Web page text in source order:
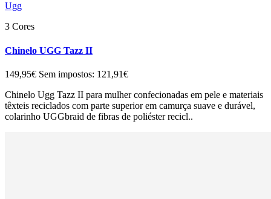
Ugg
3 Cores
Chinelo UGG Tazz II
149,95€ Sem impostos: 121,91€
Chinelo Ugg Tazz II para mulher confecionadas em pele e materiais
têxteis reciclados com parte superior em camurça suave e durável,
colarinho UGGbraid de fibras de poliéster recicl..